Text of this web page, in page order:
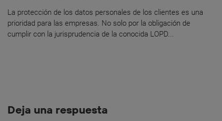
La protección de los datos personales de los clientes es una
prioridad para las empresas. No solo por la obligación de
cumplir con la jurisprudencia de la conocida LOPD...
Deja una respuesta